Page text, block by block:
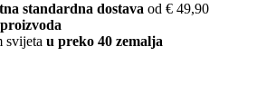
standardna dostava od € 49,90
svijeta u preko 40 zemalja